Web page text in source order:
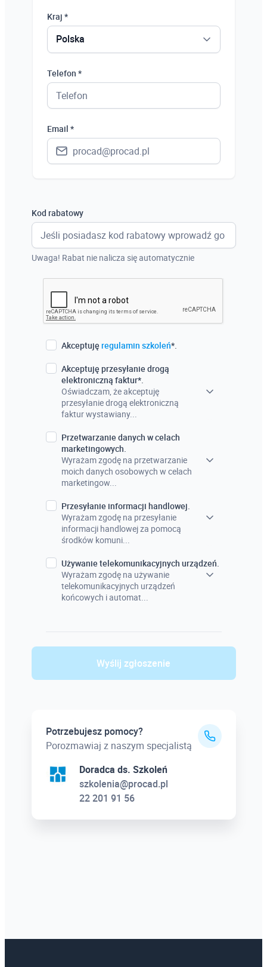
Kraj *
Polska
Telefon *
Email *
Kod rabatowy
Uwaga! Rabat nie nalicza się automatycznie
Akceptuję regulamin szkoleń*.
Akceptuję przesyłanie drogą
elektroniczną faktur*.
Oświadczam, że akceptuję
przesyłanie drogą elektroniczną
faktur wystawiany...
Przetwarzanie danych w celach
marketingowych.
Wyrażam zgodę na przetwarzanie
moich danych osobowych w celach
marketingow...
Przesyłanie informacji handlowej.
Wyrażam zgodę na przesyłanie
informacji handlowej za pomocą
środków komuni...
Używanie telekomunikacyjnych urządzeń.
Wyrażam zgodę na używanie
telekomunikacyjnych urządzeń
końcowych i automat...
Wyślij zgłoszenie
Potrzebujesz pomocy?
Porozmawiaj z naszym specjalistą
Doradca ds. Szkoleń
szkolenia@procad.pl
22 201 91 56
Polska
Ukraina
Niemcy
Wielka Brytania
Włochy
Francja
Szwecja
Holandia
Czechy